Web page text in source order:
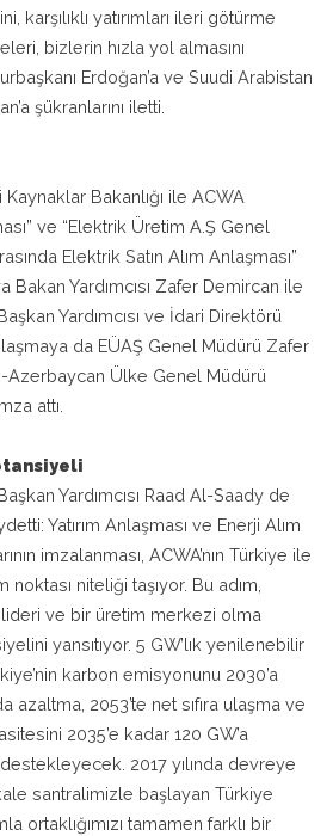
karşılıklı yatırımları ileri götürme
bizlerin hızla yol almasını
Erdoğan’a ve Suudi Arabistan
şükranlarını iletti.
Bakanlığı ile ACWA
ve “Elektrik Üretim A.Ş Genel
Elektrik Satın Alım Anlaşması”
Bakan Yardımcısı Zafer Demircan ile
Yardımcısı ve İdari Direktörü
da EÜAŞ Genel Müdürü Zafer
Azerbaycan Ülke Genel Müdürü
attı.
Yardımcısı Raad Al-Saady de
Yatırım Anlaşması ve Enerji Alım
imzalanması, ACWA’nın Türkiye ile
noktası niteliği taşıyor. Bu adım,
lideri ve bir üretim merkezi olma
yansıtıyor. 5 GW’lık yenilenebilir
karbon emisyonunu 2030’a
azaltma, 2053’te net sıfıra ulaşma ve
2035’e kadar 120 GW’a
2017 yılında devreye
santralimizle başlayan Türkiye
ortaklığımızı tamamen farklı bir